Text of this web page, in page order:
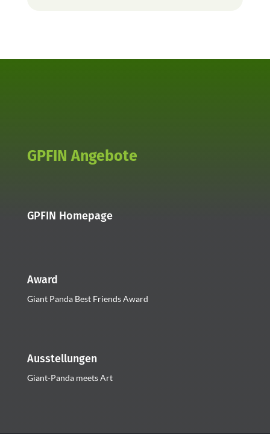
GPFIN Angebote
GPFIN Homepage
Award
Giant Panda Best Friends Award
Ausstellungen
Giant-Panda meets Art